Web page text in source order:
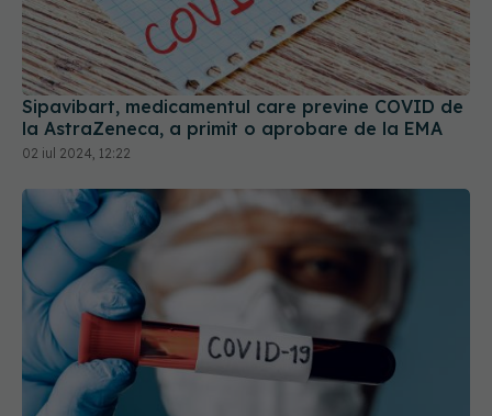
la AstraZeneca, a primit o aprobare de la EMA
02 iul 2024, 12:22
Ce trebuie să știi dacă ai avut COVID
13 dec 2025, 15:27